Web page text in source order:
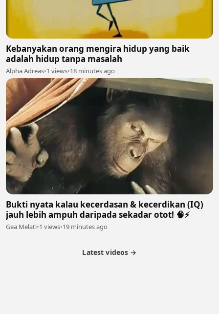
Kebanyakan orang mengira hidup yang baik
adalah hidup tanpa masalah
Alpha Adreas•1 views•18 minutes ago
Bukti nyata kalau kecerdasan & kecerdikan (IQ)
jauh lebih ampuh daripada sekadar otot! 🧠⚡
Gea Melati•1 views•19 minutes ago
Latest videos →